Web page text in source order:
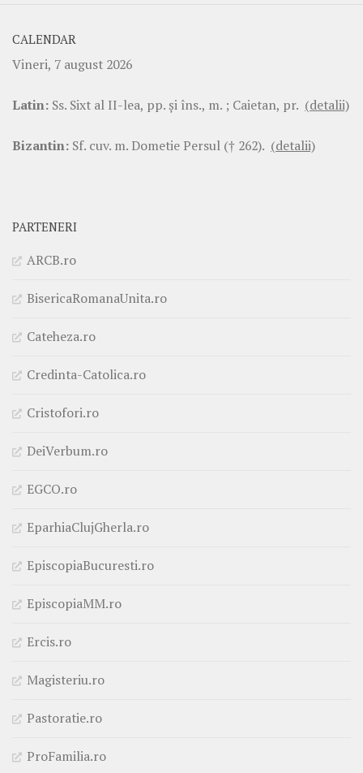
CALENDAR
Vineri, 7 august 2026
Latin: Ss. Sixt al II-lea, pp. şi îns., m. ; Caietan, pr. (detalii)
Bizantin: Sf. cuv. m. Dometie Persul († 262). (detalii)
PARTENERI
ARCB.ro
BisericaRomanaUnita.ro
Cateheza.ro
Credinta-Catolica.ro
Cristofori.ro
DeiVerbum.ro
EGCO.ro
EparhiaClujGherla.ro
EpiscopiaBucuresti.ro
EpiscopiaMM.ro
Ercis.ro
Magisteriu.ro
Pastoratie.ro
ProFamilia.ro